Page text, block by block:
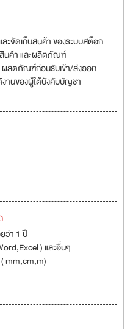
ะจัดเก็บสินค้า ของระบบสต็อก
นค้า และผลิตภัณฑ์
ลิตภัณฑ์ก่อนรับเข้า/ส่งออก
านของผู้ใต้บังคับบัญชา
ว่า 1 ปี
) และอื่นๆ
( mm,cm,m)